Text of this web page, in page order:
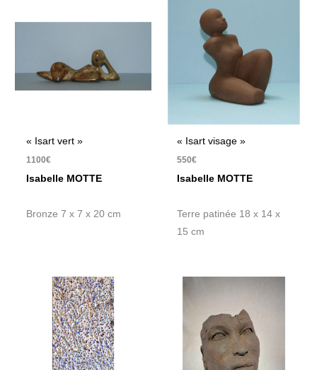
« Isart vert »
1100€
Isabelle MOTTE
Bronze 7 x 7 x 20 cm
« Isart visage »
550€
Isabelle MOTTE
Terre patinée 18 x 14 x
15 cm